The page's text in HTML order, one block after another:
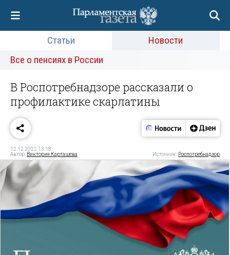
Статьи
Новости
Все о пенсиях в России
В Роспотребнадзоре рассказали о
профилактике скарлатины
12.12.2022 13:18
Автор: Виктория Карташева Источник: Роспотребнадзор